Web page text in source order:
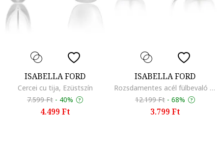
ISABELLA FORD
Cercei cu tija, Ezüstszín
7.599 Ft - 40%
4.499 Ft
ISABELLA FORD
Rozsdamentes acél fülbevaló gyöngyökkel díszítve
12.199 Ft - 68%
3.799 Ft